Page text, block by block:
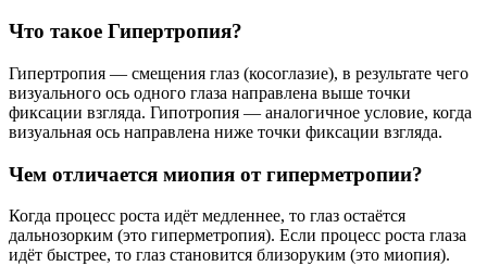
Что такое Гипертропия?
Гипертропия — смещения глаз (косоглазие), в результате чего
визуального ось одного глаза направлена выше точки
фиксации взгляда. Гипотропия — аналогичное условие, когда
визуальная ось направлена ниже точки фиксации взгляда.
Чем отличается миопия от гиперметропии?
Когда процесс роста идёт медленнее, то глаз остаётся
дальнозорким (это гиперметропия). Если процесс роста глаза
идёт быстрее, то глаз становится близоруким (это миопия).